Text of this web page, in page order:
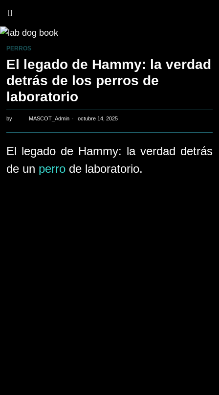
PERROS
El legado de Hammy: la verdad
detrás de los perros de
laboratorio
by MASCOT_Admin octubre 14, 2025
El legado de Hammy: la verdad detrás
de un perro de laboratorio.